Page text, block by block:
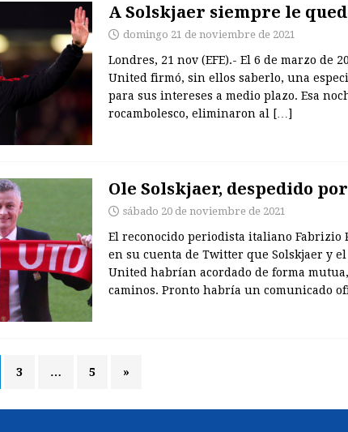
A Solskjaer siempre le
domingo 21 de noviembre de 2021
Londres, 21 nov (EFE).- El 6 de marzo de
United firmó, sin ellos saberlo, una
para sus intereses a medio plazo. Esa
rocambolesco, eliminaron al […]
Ole Solskjaer, despedido
sábado 20 de noviembre de 2021
El reconocido periodista italiano Fabrizio
en su cuenta de Twitter que Solskjaer y
United habrían acordado de forma
caminos. Pronto habría un comunicado
3 … 5 »